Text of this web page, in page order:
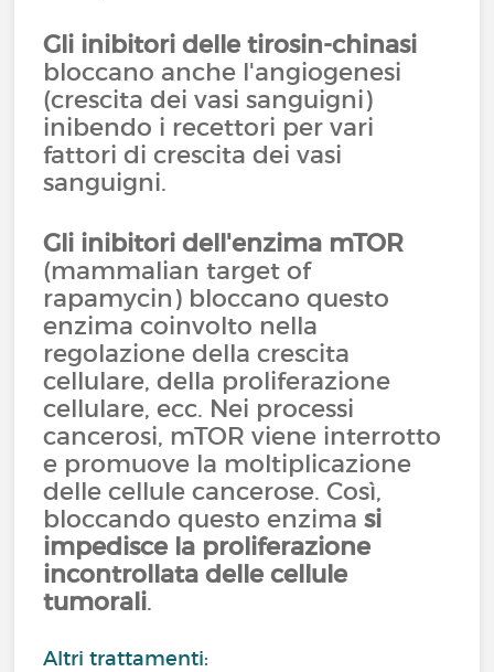
Gli inibitori delle tirosin-chinasi
bloccano anche l'angiogenesi
(crescita dei vasi sanguigni)
inibendo i recettori per vari
fattori di crescita dei vasi
sanguigni.
Gli inibitori dell'enzima mTOR
(mammalian target of
rapamycin) bloccano questo
enzima coinvolto nella
regolazione della crescita
cellulare, della proliferazione
cellulare, ecc. Nei processi
cancerosi, mTOR viene interrotto
e promuove la moltiplicazione
delle cellule cancerose. Così,
bloccando questo enzimasi
impedisce la proliferazione
incontrollata delle cellule
tumorali.
Altri trattamenti: